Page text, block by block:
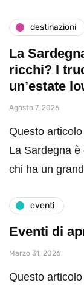
destinazioni
La
ricchi? I
un’estate
Agosto 7, 2026
Questo
La Sardegna
chi ha un
eventi
Eventi di
Marzo 31, 2026
Questo